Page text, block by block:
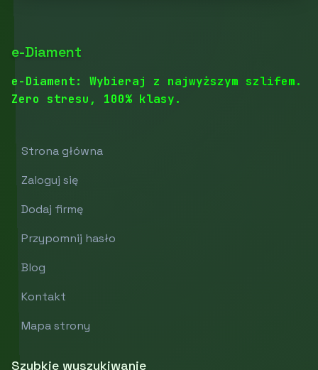
e-Diament
e-Diament: Wybieraj z najwyższym szlifem.
Zero stresu, 100% klasy.
Strona główna
Zaloguj się
Dodaj firmę
Przypomnij hasło
Blog
Kontakt
Mapa strony
Szybkie wyszukiwanie